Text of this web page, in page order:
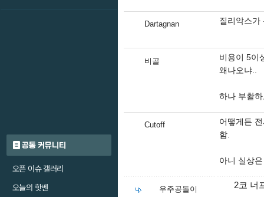
공통 커뮤니티
오픈 이슈 갤러리
오늘의 핫벤
Dartagnan 질리악스가
비골
비용이 5이
왜나오냐..
하나 부활
Cutoff
어떻게든
함.
아니 실상
우주공돌이 2코 너